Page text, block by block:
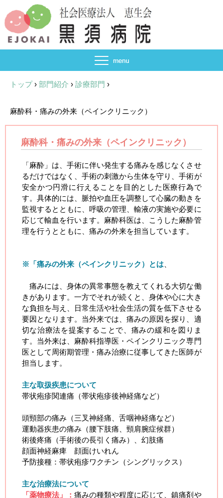
トップ › 部門紹介 › 診療部門 ›
麻酔科・痛みの外来（ペインクリニック）
麻酔科・痛みの外来（ペインクリニック）
「麻酔」は、手術に伴い発生する痛みを感じなくさせ
るだけではなく、手術の刺激から生体を守り、手術が
安全かつ円滑に行えることを目的とした医療行為で
す。具体的には、脈拍や血圧を調整して心臓の動きを
監視するとともに、呼吸の管理、輸液の実施や必要に
応じて輸血を行います。麻酔科医は、こうした麻酔管
理を行うとともに、痛みの外来を担当しています。
※「痛みの外来（ペインクリニック）とは、
痛みには、身体の異常事態を教えてくれる大切な働
きがあります。一方でそれが続くと、身体や心に大き
な負担を与え、日常生活や社会生活の質を低下させる
要因となります。当外来では、痛みの原因を探り、適
切な治療法を提案することで、痛みの緩和を図りま
す。当外来は、麻酔科指導医・ペインクリニック専門
医として周術期管理・痛み治療に従事してきた医師が
担当します。
主な取扱疾患について
帯状疱疹関連痛（帯状疱疹後神経痛など）
頭頸部の痛み（三叉神経痛、舌咽神経痛など）
運動器疾患の痛み（腰下肢痛、頸肩腕症候群）
術後疼痛（手術後の長引く痛み）、幻肢痛
顔面神経麻痺 顔面けいれん
予防接種：帯状疱疹ワクチン（シングリックス）
主な治療法について
「薬物療法」： 痛みの種類や程度に応じて、鎮痛剤や